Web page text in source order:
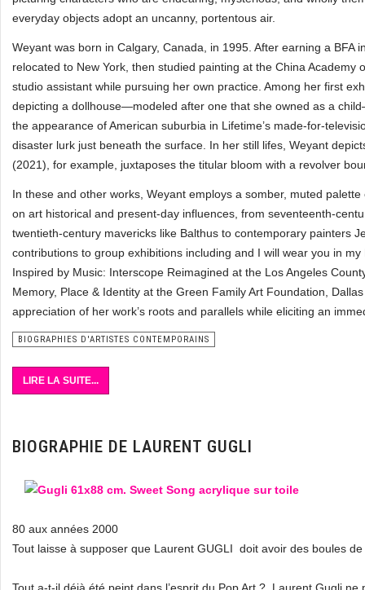
everyday objects adopt an uncanny, portentous air.
Weyant was born in Calgary, Canada, in 1995. After earning a BFA
relocated to New York, then studied painting at the China
studio assistant while pursuing her own practice. Among her first
depicting a dollhouse—modeled after one that she owned as a
the appearance of American suburbia in Lifetime’s made-for-
disaster lurk just beneath the surface. In her still lifes, Weyant
(2021), for example, juxtaposes the titular bloom with a revolver
In these and other works, Weyant employs a somber, muted
on art historical and present-day influences, from seventeenth-
twentieth-century mavericks like Balthus to contemporary painters
contributions to group exhibitions including and I will wear you in
Inspired by Music: Interscope Reimagined at the Los Angeles
Memory, Place & Identity at the Green Family Art Foundation,
appreciation of her work’s roots and parallels while eliciting an
BIOGRAPHIES D'ARTISTES CONTEMPORAINS
LIRE LA SUITE...
BIOGRAPHIE DE LAURENT GUGLI
80 aux années 2000
Tout laisse à supposer que Laurent GUGLI doit avoir des boules